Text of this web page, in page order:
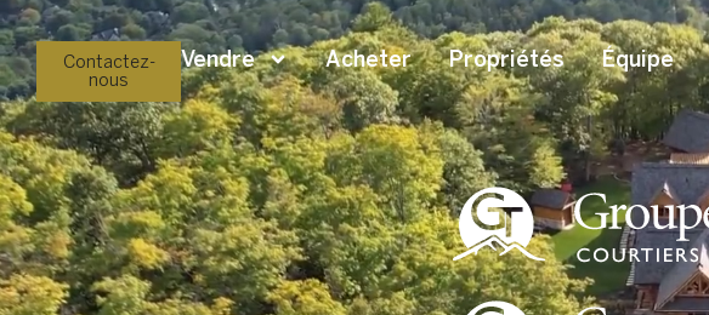
Contactez-
nous
Vendre Acheter Propriétés Équipe